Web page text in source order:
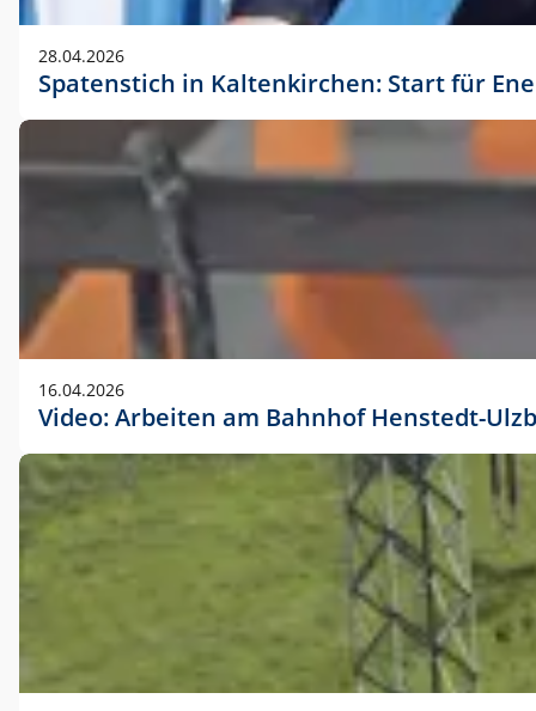
28.04.2026
Spatenstich in Kaltenkirchen: Start für
16.04.2026
Video: Arbeiten am Bahnhof Henstedt-